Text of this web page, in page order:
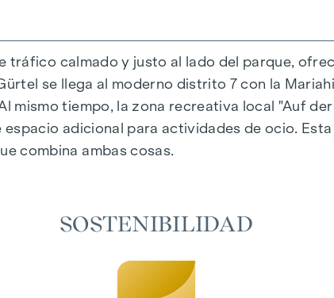
que combina diseño y comodidad de
que irradian una elegancia atemporal,
tráfico calmado y justo al lado del parque,
se llega al moderno distrito 7 con la
mismo tiempo, la zona recreativa local "Auf
adicional para actividades de ocio.
combina ambas cosas.
SOSTENIBILIDAD